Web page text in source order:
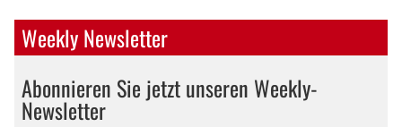
Weekly Newsletter
Abonnieren Sie jetzt unseren Weekly-
Newsletter